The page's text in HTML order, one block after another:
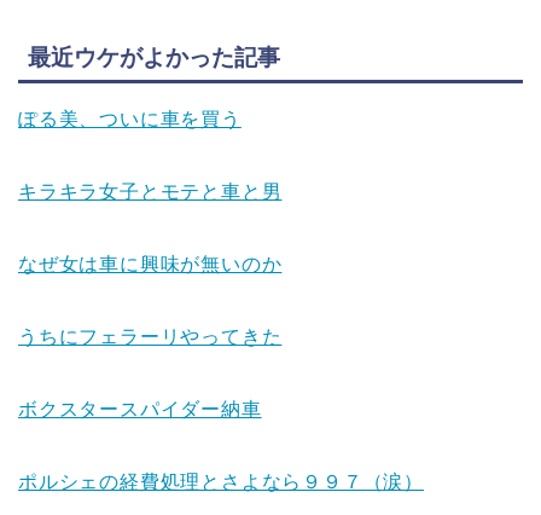
最近ウケがよかった記事
ぽる美、ついに車を買う
キラキラ女子とモテと車と男
なぜ女は車に興味が無いのか
うちにフェラーリやってきた
ボクスタースパイダー納車
ポルシェの経費処理とさよなら９９７（涙）